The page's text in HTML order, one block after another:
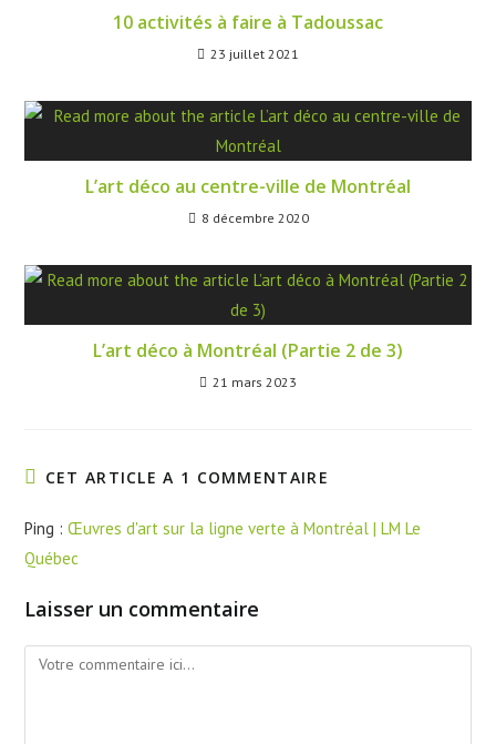
10 activités à faire à Tadoussac
23 juillet 2021
L’art déco au centre-ville de Montréal
8 décembre 2020
L’art déco à Montréal (Partie 2 de 3)
21 mars 2023
CET ARTICLE A 1 COMMENTAIRE
Ping :Œuvres d'art sur la ligne verte à Montréal | LM Le
Québec
Laisser un commentaire
Commentaire